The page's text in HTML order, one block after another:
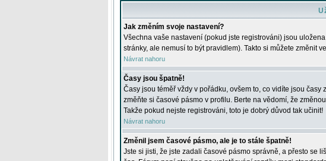
Jak změním svoje nastavení?
Všechna vaše nastavení (pokud jste registrováni) jsou
stránky, ale nemusí to být pravidlem). Takto si můžete změnit
Návrat nahoru
Časy jsou špatně!
Časy jsou téměř vždy v pořádku, ovšem to, co vidíte jsou
změňte si časové pásmo v profilu. Berte na vědomí, že
Takže pokud nejste registrováni, toto je dobrý důvod tak učinit!
Návrat nahoru
Změnil jsem časové pásmo, ale je to stále špatně!
Jste si jisti, že jste zadali časové pásmo správně, a přesto se